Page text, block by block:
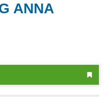
ANNA